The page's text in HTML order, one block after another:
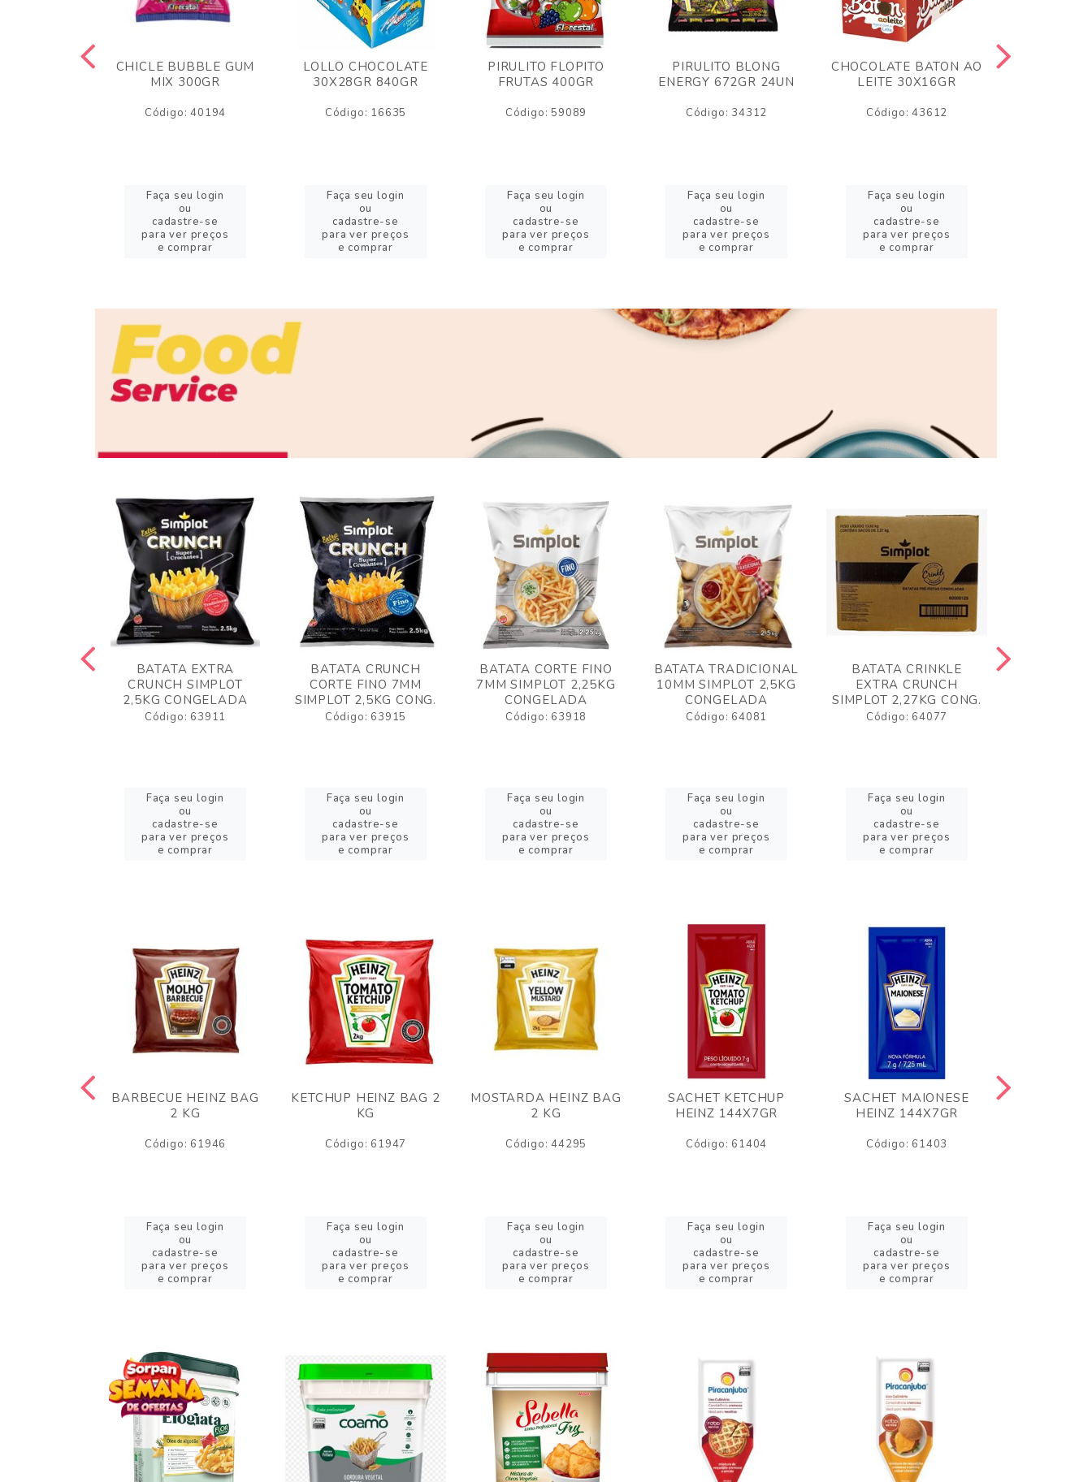
CHICLE BUBBLE GUM
MIX 300GR
Código: 40194
Faça seu login
ou
cadastre-se
para ver preços
e comprar
LOLLO CHOCOLATE
30X28GR 840GR
Código: 16635
Faça seu login
ou
cadastre-se
para ver preços
e comprar
PIRULITO FLOPITO
FRUTAS 400GR
Código: 59089
Faça seu login
ou
cadastre-se
para ver preços
e comprar
PIRULITO BLONG
ENERGY 672GR 24UN
Código: 34312
Faça seu login
ou
cadastre-se
para ver preços
e comprar
CHOCOLATE BATON AO
LEITE 30X16GR
Código: 43612
Faça seu login
ou
cadastre-se
para ver preços
e comprar
BATATA EXTRA
CRUNCH SIMPLOT
2,5KG CONGELADA
Código: 63911
Faça seu login
ou
cadastre-se
para ver preços
e comprar
BATATA CRUNCH
CORTE FINO 7MM
SIMPLOT 2,5KG CONG.
Código: 63915
Faça seu login
ou
cadastre-se
para ver preços
e comprar
BATATA CORTE FINO
7MM SIMPLOT 2,25KG
CONGELADA
Código: 63918
Faça seu login
ou
cadastre-se
para ver preços
e comprar
BATATA TRADICIONAL
10MM SIMPLOT 2,5KG
CONGELADA
Código: 64081
Faça seu login
ou
cadastre-se
para ver preços
e comprar
BATATA CRINKLE
EXTRA CRUNCH
SIMPLOT 2,27KG CONG.
Código: 64077
Faça seu login
ou
cadastre-se
para ver preços
e comprar
BARBECUE HEINZ BAG
2 KG
Código: 61946
Faça seu login
ou
cadastre-se
para ver preços
e comprar
KETCHUP HEINZ BAG 2
KG
Código: 61947
Faça seu login
ou
cadastre-se
para ver preços
e comprar
MOSTARDA HEINZ BAG
2 KG
Código: 44295
Faça seu login
ou
cadastre-se
para ver preços
e comprar
SACHET KETCHUP
HEINZ 144X7GR
Código: 61404
Faça seu login
ou
cadastre-se
para ver preços
e comprar
SACHET MAIONESE
HEINZ 144X7GR
Código: 61403
Faça seu login
ou
cadastre-se
para ver preços
e comprar